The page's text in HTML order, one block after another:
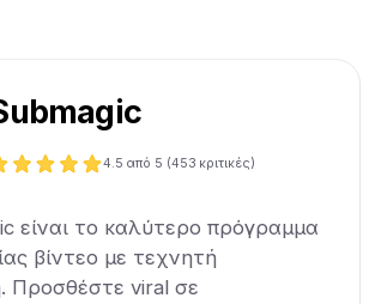
4.5 από 5 (453 κριτικές)
είναι το καλύτερο πρόγραμμα
βίντεο με τεχνητή
Προσθέστε viral σε